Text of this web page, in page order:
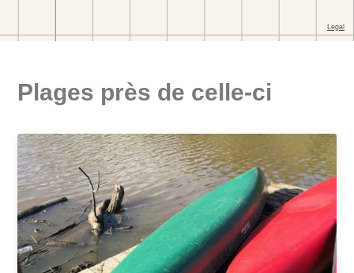
Plages près de celle-ci